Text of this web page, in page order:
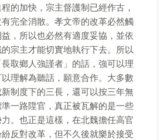
的加快，宗主督護制已經作古，
完全消散。孝文帝的改革必然觸
，所以也必然有適度妥協，並依
宗主才能切實地執行下去。所以
取鄉人強謹者」的話，強可以理
理解為聽話，願意合作。大多數
制度下的三長，還可以按三年無
一路陞官，真正被瓦解的是一些
。也正是這樣，在北魏擔任高官
反對改革，但不久後就樂於接受